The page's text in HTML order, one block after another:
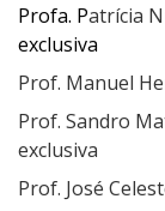
Profa. Patrícia
exclusiva
Prof. Manuel
Prof. Sandro
exclusiva
Prof. José